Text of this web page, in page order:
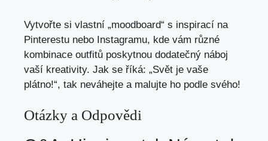
Vytvořte si vlastní „moodboard“⁤ s ⁣inspirací na
⁤Pinterestu nebo Instagramu, kde vám ​různé
kombinace outfitů poskytnou dodatečný ‍náboj
vaší kreativity. Jak se říká: „Svět je vaše
plátno!“, tak⁢ neváhejte a malujte ho podle svého!
Otázky a Odpovědi